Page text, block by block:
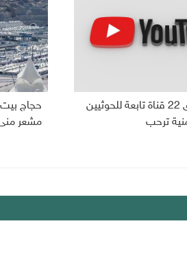
يوتيوب" تغلق 22 قناة تابعة للحوثيين
ترحب
حجاج بيت
مشعر منى